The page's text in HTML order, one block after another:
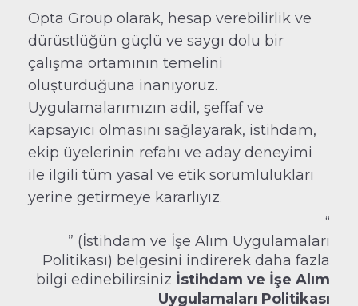
Opta Group olarak, hesap verebilirlik ve
dürüstlüğün güçlü ve saygı dolu bir
çalışma ortamının temelini
oluşturduğuna inanıyoruz.
Uygulamalarımızın adil, şeffaf ve
kapsayıcı olmasını sağlayarak, istihdam,
ekip üyelerinin refahı ve aday deneyimi
ile ilgili tüm yasal ve etik sorumlulukları
yerine getirmeye kararlıyız.
“
” (İstihdam ve İşe Alım Uygulamaları
Politikası) belgesini indirerek daha fazla
bilgi edinebilirsiniz İstihdam ve İşe Alım
Uygulamaları Politikası